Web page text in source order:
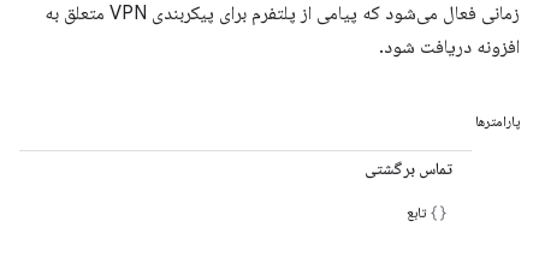
زمانی فعال می‌شود که پیامی از پلتفرم برای پیکربندی VPN متعلق به
افزونه دریافت شود.
پارامترها
تماس برگشتی
تابع